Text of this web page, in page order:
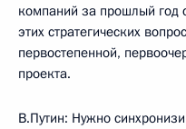
компаний за прошлый год
этих стратегических
первостепенной,
проекта.
В.Путин: Нужно